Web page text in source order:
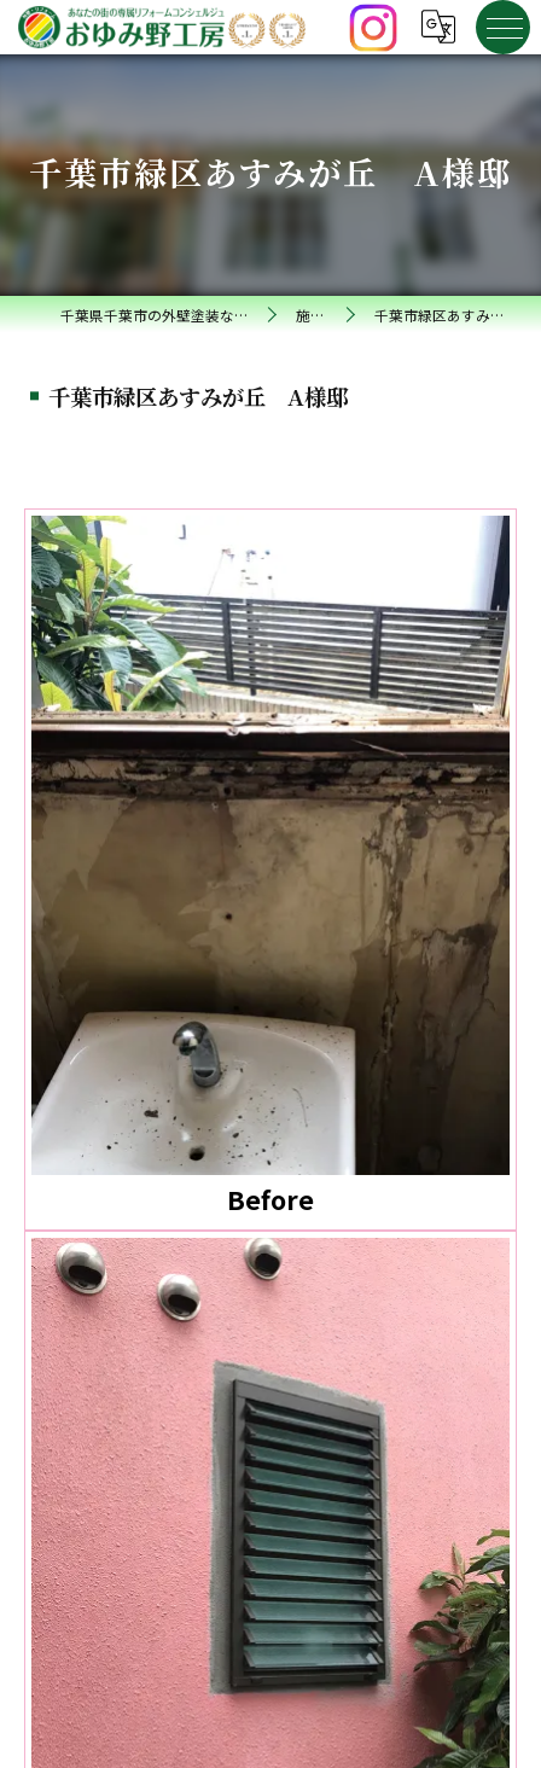
千葉市緑区あすみが丘 A様邸
千葉県千葉市の外壁塗装ならおゆみ野工房 施工事例 千葉市緑区あすみが丘 A様邸
千葉市緑区あすみが丘 A様邸
Before